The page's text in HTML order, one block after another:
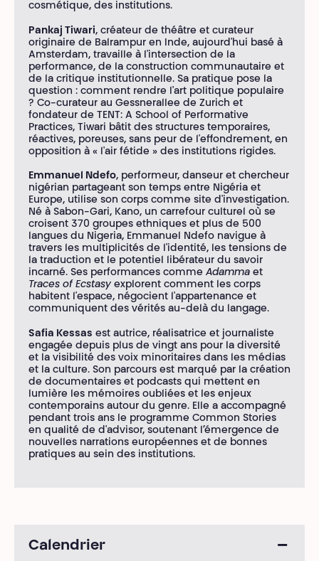
cosmétique, des institutions.
Pankaj Tiwari, créateur de théâtre et curateur
originaire de Balrampur en Inde, aujourd'hui basé à
Amsterdam, travaille à l'intersection de la
performance, de la construction communautaire et
de la critique institutionnelle. Sa pratique pose la
question : comment rendre l'art politique populaire
? Co-curateur au Gessnerallee de Zurich et
fondateur de TENT: A School of Performative
Practices, Tiwari bâtit des structures temporaires,
réactives, poreuses, sans peur de l'effondrement, en
opposition à « l'air fétide » des institutions rigides.
Emmanuel Ndefo, performeur, danseur et chercheur
nigérian partageant son temps entre Nigéria et
Europe, utilise son corps comme site d'investigation.
Né à Sabon-Gari, Kano, un carrefour culturel où se
croisent 370 groupes ethniques et plus de 500
langues du Nigeria, Emmanuel Ndefo navigue à
travers les multiplicités de l'identité, les tensions de
la traduction et le potentiel libérateur du savoir
incarné. Ses performances comme Adamma et
Traces of Ecstasy explorent comment les corps
habitent l'espace, négocient l'appartenance et
communiquent des vérités au-delà du langage.
Safia Kessas est autrice, réalisatrice et journaliste
engagée depuis plus de vingt ans pour la diversité
et la visibilité des voix minoritaires dans les médias
et la culture. Son parcours est marqué par la création
de documentaires et podcasts qui mettent en
lumière les mémoires oubliées et les enjeux
contemporains autour du genre. Elle a accompagné
pendant trois ans le programme Common Stories
en qualité de d'advisor, soutenant l’émergence de
nouvelles narrations européennes et de bonnes
pratiques au sein des institutions.
Calendrier